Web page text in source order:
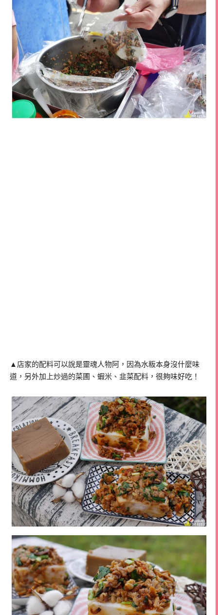
▲店家的配料可以說是靈魂人物阿，因為水粄本身沒什麼味
道，另外加上炒過的菜圃、蝦米、韭菜配料，很夠味好吃！